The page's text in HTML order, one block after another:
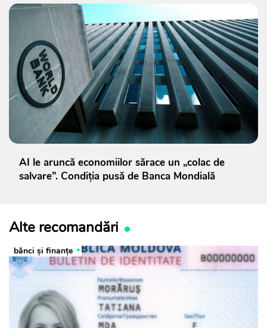
AI le aruncă economiilor sărace un „colac de
salvare”. Condiția pusă de Banca Mondială
Alte recomandări
bănci şi finanţe